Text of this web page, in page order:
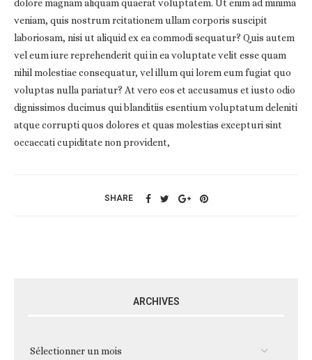
dolore magnam aliquam quaerat voluptatem. Ut enim ad minima
veniam, quis nostrum rcitationem ullam corporis suscipit
laboriosam, nisi ut aliquid ex ea commodi sequatur? Quis autem
vel eum iure reprehenderit qui in ea voluptate velit esse quam
nihil molestiae consequatur, vel illum qui lorem eum fugiat quo
voluptas nulla pariatur? At vero eos et accusamus et iusto odio
dignissimos ducimus qui blanditiis esentium voluptatum deleniti
atque corrupti quos dolores et quas molestias excepturi sint
occaecati cupiditate non provident,
SHARE
ARCHIVES